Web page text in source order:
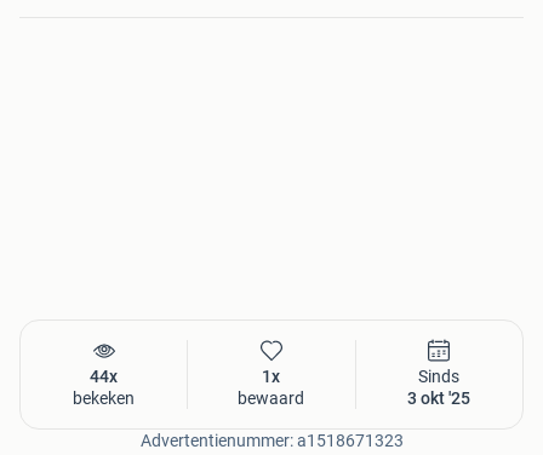
44x
bekeken
1x
bewaard
Sinds
3 okt '25
Advertentienummer: a1518671323